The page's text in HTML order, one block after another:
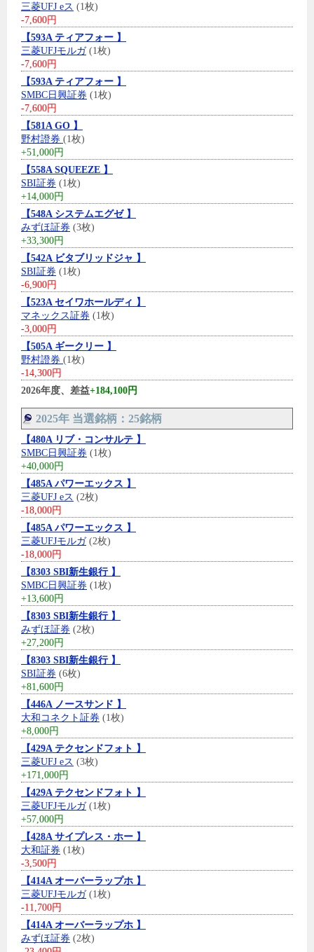
三菱UFJ eス (1枚)
-7,600円
【593A ティアフォー 】
三菱UFJモルガ(1枚)
-7,600円
【593A ティアフォー 】
SMBC日興証券 (1枚)
-7,600円
【581A GO 】
野村證券 (1枚)
+51,000円
【558A SQUEEZE 】
SBI証券 (1枚)
+14,000円
【548A システムエグゼ 】
みずほ証券 (3枚)
+33,300円
【542A ビタブリッドジャ 】
SBI証券 (1枚)
-6,900円
【523A セイワホールディ 】
マネックス証券 (1枚)
-3,000円
【505A ギークリー 】
野村證券 (1枚)
-14,300円
2026年度、差益+184,100円
2025年 当選銘柄：25銘柄
【480A リブ・コンサルテ 】
SMBC日興証券 (1枚)
+40,000円
【485A パワーエックス 】
三菱UFJ eス (2枚)
-18,000円
【485A パワーエックス 】
三菱UFJモルガ(2枚)
-18,000円
【8303 SBI新生銀行 】
SMBC日興証券 (1枚)
+13,600円
【8303 SBI新生銀行 】
みずほ証券 (2枚)
+27,200円
【8303 SBI新生銀行 】
SBI証券 (6枚)
+81,600円
【446A ノースサンド 】
大和コネクト証券 (1枚)
+8,000円
【429A テクセンドフォト 】
三菱UFJ eス (3枚)
+171,000円
【429A テクセンドフォト 】
三菱UFJモルガ(1枚)
+57,000円
【428A サイプレス・ホー 】
大和証券 (1枚)
-3,500円
【414A オーバーラップホ 】
三菱UFJモルガ(1枚)
-11,700円
【414A オーバーラップホ 】
みずほ証券 (2枚)